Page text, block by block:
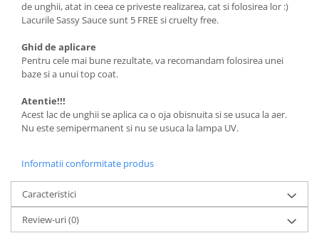
de unghii, atat in ceea ce priveste realizarea, cat si folosirea lor :)
Lacurile Sassy Sauce sunt 5 FREE si cruelty free.
Ghid de aplicare
Pentru cele mai bune rezultate, va recomandam folosirea unei
baze si a unui top coat.
Atentie!!!
Acest lac de unghii se aplica ca o oja obisnuita si se usuca la aer.
Nu este semipermanent si nu se usuca la lampa UV.
Informatii conformitate produs
Caracteristici
Review-uri(0)